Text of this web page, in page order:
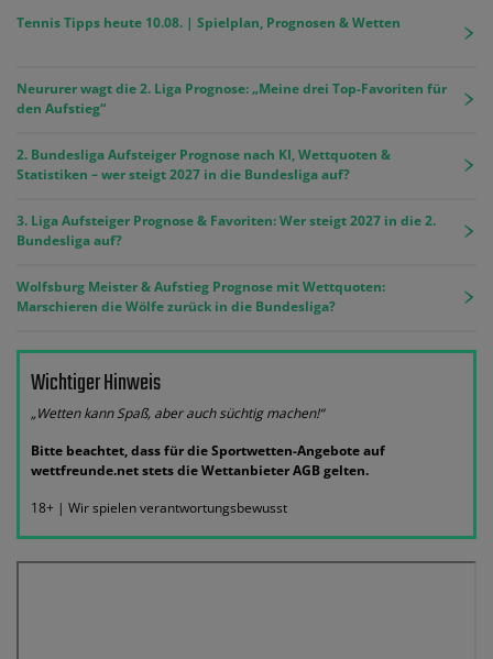
Tennis Tipps heute 10.08. | Spielplan, Prognosen & Wetten
Neururer wagt die 2. Liga Prognose: „Meine drei Top-Favoriten für
den Aufstieg“
2. Bundesliga Aufsteiger Prognose nach KI, Wettquoten &
Statistiken – wer steigt 2027 in die Bundesliga auf?
3. Liga Aufsteiger Prognose & Favoriten: Wer steigt 2027 in die 2.
Bundesliga auf?
Wolfsburg Meister & Aufstieg Prognose mit Wettquoten:
Marschieren die Wölfe zurück in die Bundesliga?
Wichtiger Hinweis
„Wetten kann Spaß, aber auch süchtig machen!“
Bitte beachtet, dass für die Sportwetten-Angebote auf
wettfreunde.net stets die Wettanbieter AGB gelten.
18+ | Wir spielen verantwortungsbewusst